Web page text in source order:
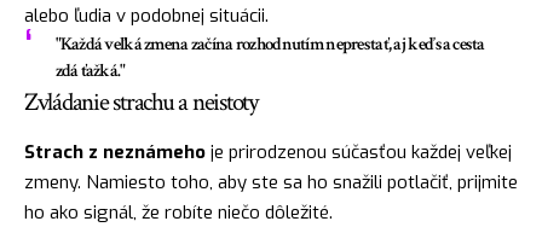
alebo ľudia v podobnej situácii.
"Každá veľká zmena začína rozhodnutím neprestať, aj keď sa cesta
zdá ťažká."
Zvládanie strachu a neistoty
Strach z neznámeho je prirodzenou súčasťou každej veľkej
zmeny. Namiesto toho, aby ste sa ho snažili potlačiť, prijmite
ho ako signál, že robíte niečo dôležité.